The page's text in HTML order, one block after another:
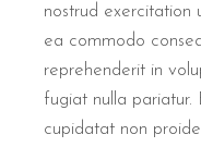
nostrud exercitation
ea commodo
reprehenderit in
fugiat nulla
cupidatat non